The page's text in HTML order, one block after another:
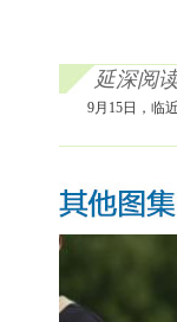
延深阅
9月15日，临